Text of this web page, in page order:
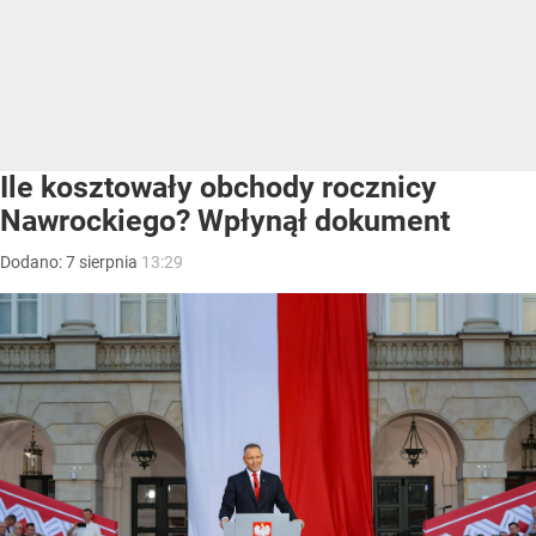
Ile kosztowały obchody rocznicy
Nawrockiego? Wpłynął dokument
Dodano:7 sierpnia 13:29